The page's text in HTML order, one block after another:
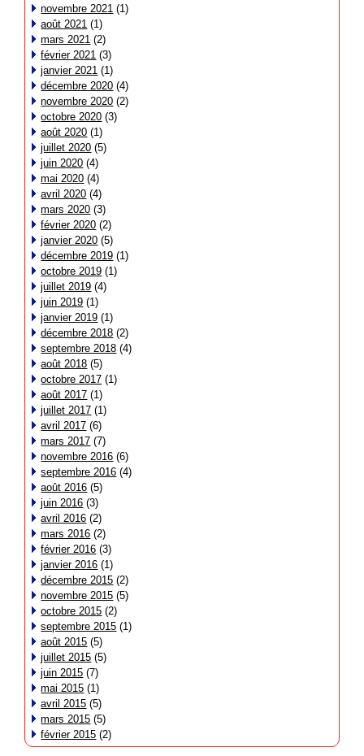
novembre 2021 (1)
août 2021 (1)
mars 2021 (2)
février 2021 (3)
janvier 2021 (1)
décembre 2020 (4)
novembre 2020 (2)
octobre 2020 (3)
août 2020 (1)
juillet 2020 (5)
juin 2020 (4)
mai 2020 (4)
avril 2020 (4)
mars 2020 (3)
février 2020 (2)
janvier 2020 (5)
décembre 2019 (1)
octobre 2019 (1)
juillet 2019 (4)
juin 2019 (1)
janvier 2019 (1)
décembre 2018 (2)
septembre 2018 (4)
août 2018 (5)
octobre 2017 (1)
août 2017 (1)
juillet 2017 (1)
avril 2017 (6)
mars 2017 (7)
novembre 2016 (6)
septembre 2016 (4)
août 2016 (5)
juin 2016 (3)
avril 2016 (2)
mars 2016 (2)
février 2016 (3)
janvier 2016 (1)
décembre 2015 (2)
novembre 2015 (5)
octobre 2015 (2)
septembre 2015 (1)
août 2015 (5)
juillet 2015 (5)
juin 2015 (7)
mai 2015 (1)
avril 2015 (5)
mars 2015 (5)
février 2015 (2)